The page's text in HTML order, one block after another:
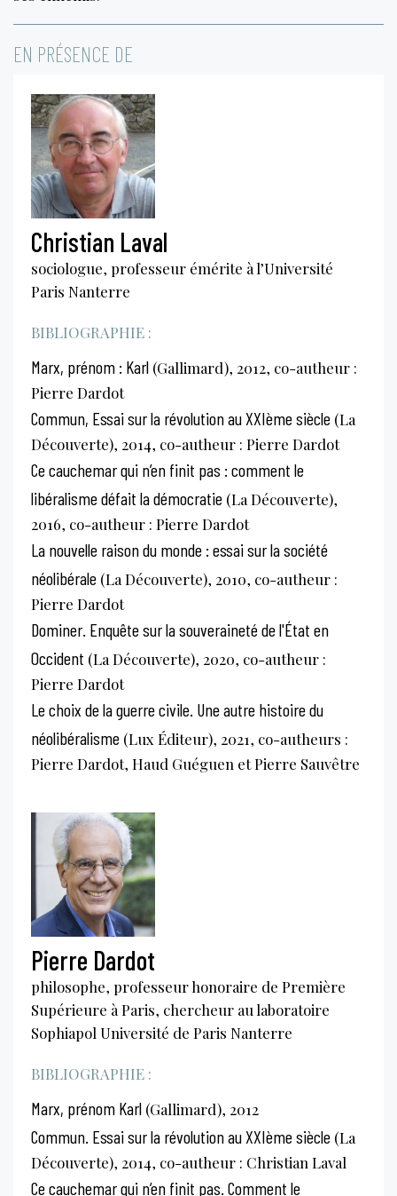
EN PRÉSENCE DE
Christian Laval
sociologue, professeur émérite à l’Université
Paris Nanterre
BIBLIOGRAPHIE :
Marx, prénom : Karl (Gallimard), 2012, co-autheur :
Pierre Dardot
Commun, Essai sur la révolution au XXIème siècle (La
Découverte), 2014, co-autheur : Pierre Dardot
Ce cauchemar qui n’en finit pas : comment le
libéralisme défait la démocratie (La Découverte),
2016, co-autheur : Pierre Dardot
La nouvelle raison du monde : essai sur la société
néolibérale (La Découverte), 2010, co-autheur :
Pierre Dardot
Dominer. Enquête sur la souveraineté de l'État en
Occident (La Découverte), 2020, co-autheur :
Pierre Dardot
Le choix de la guerre civile. Une autre histoire du
néolibéralisme (Lux Éditeur), 2021, co-autheurs :
Pierre Dardot, Haud Guéguen et Pierre Sauvêtre
Pierre Dardot
philosophe, professeur honoraire de Première
Supérieure à Paris, chercheur au laboratoire
Sophiapol Université de Paris Nanterre
BIBLIOGRAPHIE :
Marx, prénom Karl (Gallimard), 2012
Commun. Essai sur la révolution au XXIème siècle (La
Découverte), 2014, co-autheur : Christian Laval
Ce cauchemar qui n’en finit pas. Comment le